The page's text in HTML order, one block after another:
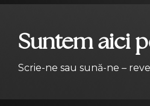
Suntem aici
Scrie-ne sau sună-ne –